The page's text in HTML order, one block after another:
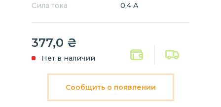
Сила тока
0,4 А
377,0 ₴
Нет в наличии
Сообщить о появлении